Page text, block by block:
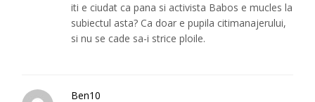
iti e ciudat ca pana si activista Babos e mucles la
subiectul asta? Ca doar e pupila citimanajerului,
si nu se cade sa-i strice ploile.
Ben10